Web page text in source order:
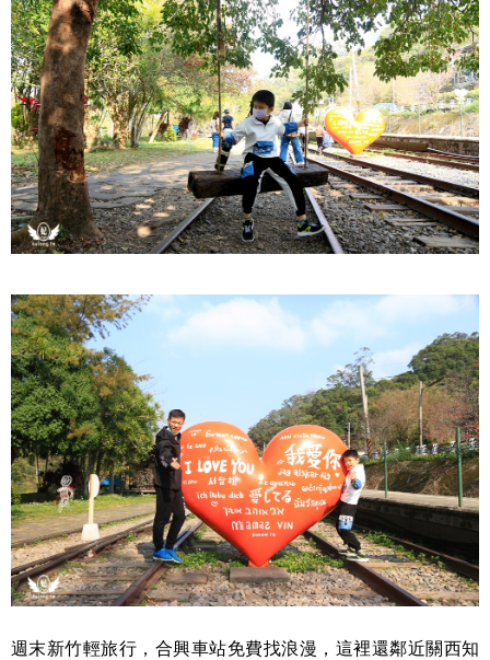
週末新竹輕旅行，合興車站免費找浪漫，這裡還鄰近關西知